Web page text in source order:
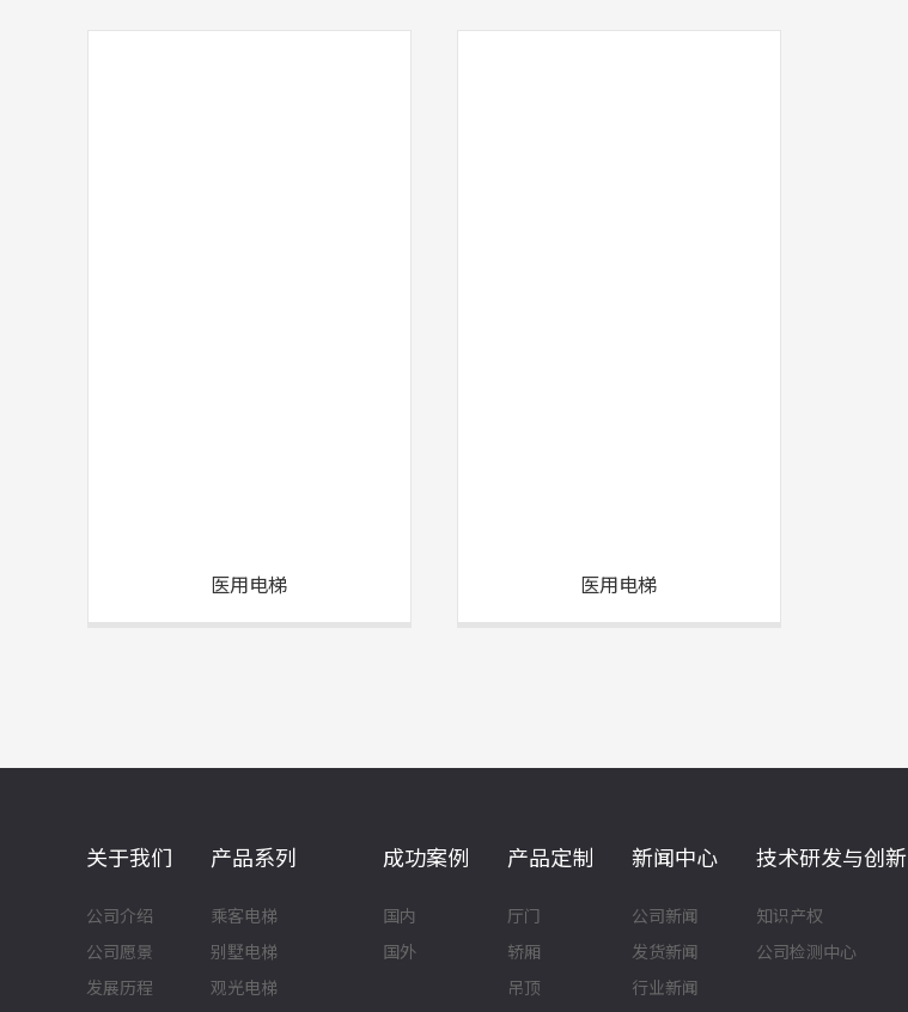
医用电梯 医用电梯
关于我们
公司介绍
公司愿景
发展历程
产品系列
乘客电梯
别墅电梯
观光电梯
成功案例
国内
国外
产品定制
厅门
轿厢
吊顶
新闻中心
公司新闻
发货新闻
行业新闻
技术研发与创新
知识产权
公司检测中心